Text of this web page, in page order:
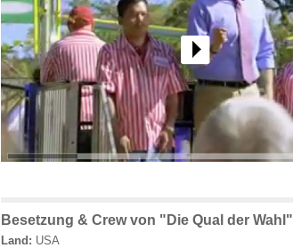
Besetzung & Crew von "Die Qual der Wahl"
Land: USA